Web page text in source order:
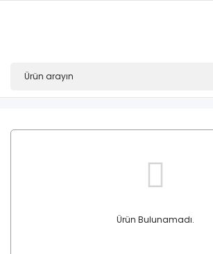
Ürün Bulunamadı.